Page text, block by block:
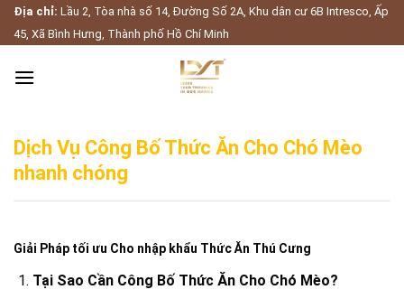
Skip
to
Địa chỉ: Lầu 2, Tòa nhà số 14, Đường Số 2A, Khu dân cư 6B Intresco, Ấp
45, Xã Bình Hưng, Thành phố Hồ Chí Minh
Dịch Vụ Công Bố Thức Ăn Cho Chó Mèo
nhanh chóng
Giải Pháp tối ưu Cho nhập khẩu Thức Ăn Thú Cưng
Tại Sao Cần Công Bố Thức Ăn Cho Chó Mèo?